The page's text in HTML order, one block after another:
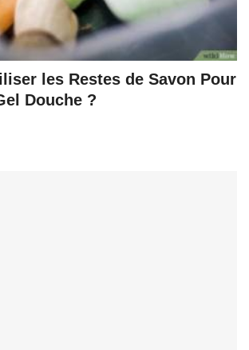
les Restes de Savon Pour
Douche ?